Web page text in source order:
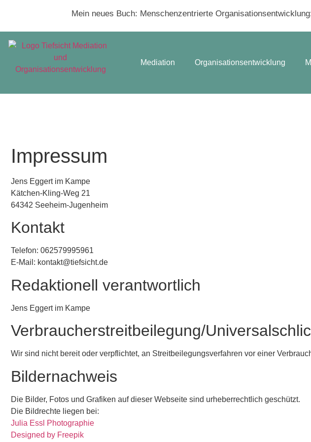
Mein neues Buch: Menschenzentrierte
Mediation Organisationsentwicklung
Impressum
Jens Eggert im Kampe
Kätchen-Kling-Weg 21
64342 Seeheim-Jugenheim
Kontakt
Telefon: 062579995961
E-Mail: kontakt@tiefsicht.de
Redaktionell verantwortlich
Jens Eggert im Kampe
Verbraucher­streit­beilegung/
Wir sind nicht bereit oder verpflichtet, an Streitbeilegungsverfahren vor einer
Bildernachweis
Die Bilder, Fotos und Grafiken auf dieser Webseite sind urheberrechtlich geschützt.
Die Bildrechte liegen bei:
Julia Essl Photographie
Designed by Freepik